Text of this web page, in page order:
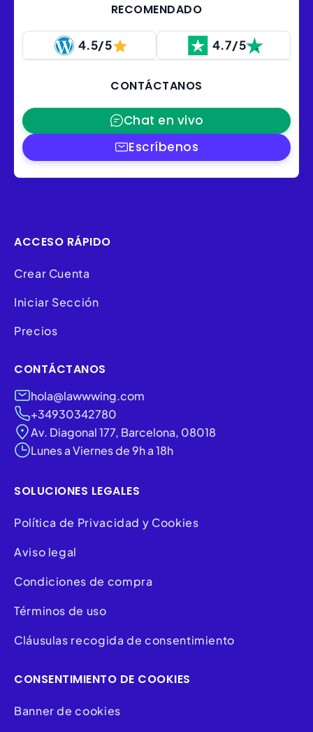
RECOMENDADO
4.5/5 4.7/5
CONTÁCTANOS
Chat en vivo
Escríbenos
ACCESO RÁPIDO
Crear Cuenta
Iniciar Sección
Precios
CONTÁCTANOS
hola@lawwwing.com
+34930342780
Av. Diagonal 177, Barcelona, 08018
Lunes a Viernes de 9h a 18h
SOLUCIONES LEGALES
Política de Privacidad y Cookies
Aviso legal
Condiciones de compra
Términos de uso
Cláusulas recogida de consentimiento
CONSENTIMIENTO DE COOKIES
Banner de cookies